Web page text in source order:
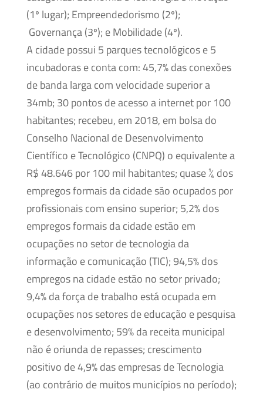
(1º lugar); Empreendedorismo (2º);
Governança (3º); e Mobilidade (4º).
A cidade possui 5 parques tecnológicos e 5
incubadoras e conta com: 45,7% das conexões
de banda larga com velocidade superior a
34mb; 30 pontos de acesso a internet por 100
habitantes; recebeu, em 2018, em bolsa do
Conselho Nacional de Desenvolvimento
Científico e Tecnológico (CNPQ) o equivalente a
R$ 48.646 por 100 mil habitantes; quase ¼ dos
empregos formais da cidade são ocupados por
profissionais com ensino superior; 5,2% dos
empregos formais da cidade estão em
ocupações no setor de tecnologia da
informação e comunicação (TIC); 94,5% dos
empregos na cidade estão no setor privado;
9,4% da força de trabalho está ocupada em
ocupações nos setores de educação e pesquisa
e desenvolvimento; 59% da receita municipal
não é oriunda de repasses; crescimento
positivo de 4,9% das empresas de Tecnologia
(ao contrário de muitos municípios no período);